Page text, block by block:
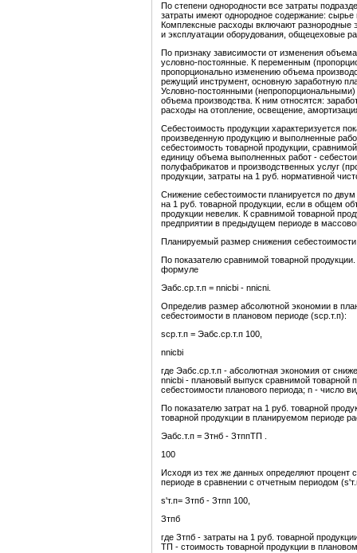
По степени однородности все затраты
затраты имеют однородное содержание: сырье
Комплексные расходы включают разнородные
и эксплуатации оборудования, общецеховые
По признаку зависимости от изменения
условно-постоянные. К переменным
пропорционально изменению объема
режущий инструмент, основную заработную
Условно-постоянными
объема производства. К ним относятся:
расходы на отопление, освещение,
Себестоимость продукции характеризуется
произведенную продукцию и выполненные
себестоимость товарной продукции,
единицу объема выполненных работ -
полуфабрикатов и производственных услуг
продукции, затраты на 1 руб. нормативной
Снижение себестоимости планируется по
на 1 руб. товарной продукции, если в общем
продукции невелик. К сравнимой товарной
предприятии в предыдущем периоде в
Планируемый размер снижения
По показателю сравнимой товарной
формуле
Эабс.ср.т.п = nnicbi - nnicni.
Определив размер абсолютной экономии в
себестоимости в плановом периоде (sср.т.п):
sср.т.п = Эабс.ср.т.п 100,
nnicbi
где Эабс.ср.т.п - абсолютная экономия от
nnicbi - плановый выпуск сравнимой товарной
себестоимости планового периода; n - число
По показателю затрат на 1 руб. товарной
товарной продукции в планируемом периоде
Эабс.т.п = Зтнб - ЗтппТП .
100
Исходя из тех же данных определяют процент
периоде в сравнении с отчетным периодом
s'т.п= Зтпб - Зтпп 100,
Зтпб
где Зтпб - затраты на 1 руб. товарной
ТП - стоимость товарной продукции в